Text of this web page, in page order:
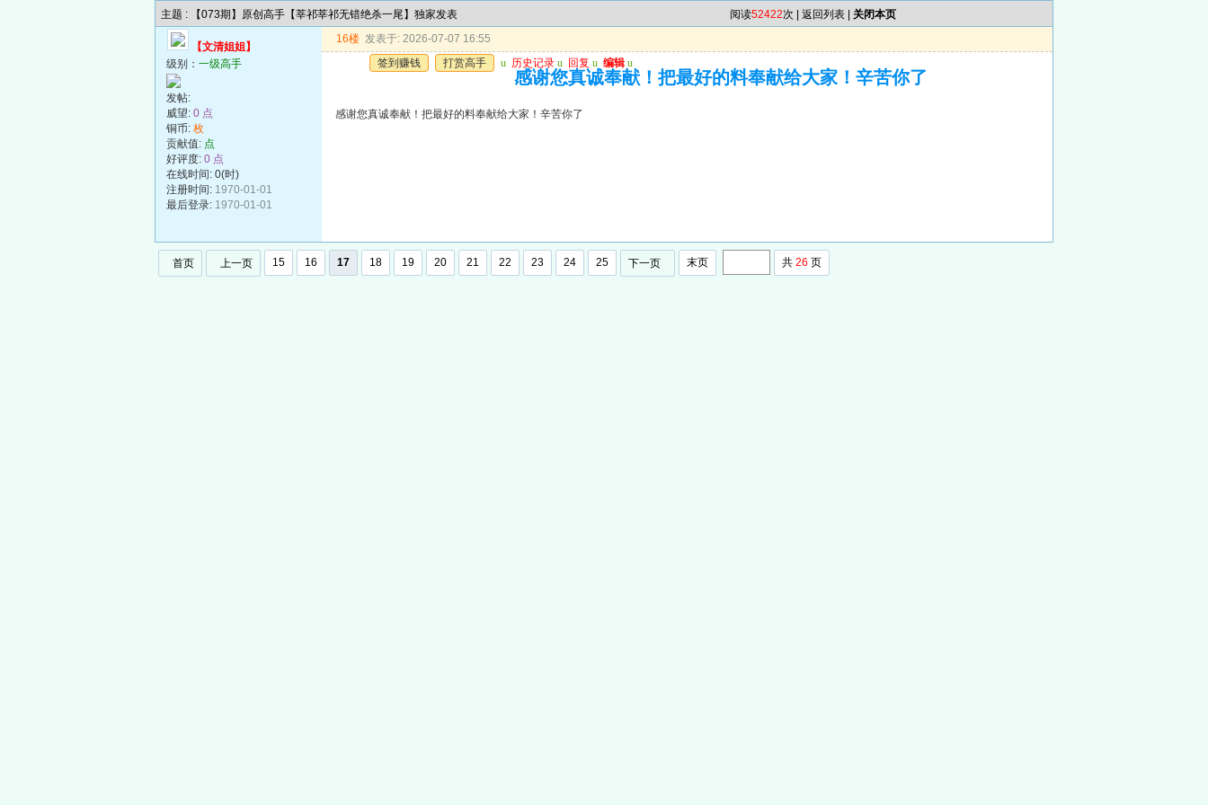
主题 : 【073期】原创高手【莘祁莘祁无错绝杀一尾】独家发表 阅读52422次 | 返回列表 关闭本页
【文清姐姐】
级别： 一级高手
发帖:
威望: 0 点
铜币: 枚
贡献值: 点
好评度: 0 点
在线时间: 0(时)
注册时间: 1970-01-01
最后登录: 1970-01-01
16楼 发表于: 2026-07-07 16:55
签到赚钱
打赏高手 u 历史记录 u 回复 u 编辑 u
感谢您真诚奉献！把最好的料奉献给大家！辛苦你了
感谢您真诚奉献！把最好的料奉献给大家！辛苦你了
首页 上一页 15 16 17 18 19 20 21 22 23 24 25 下一页 末页 共 26 页